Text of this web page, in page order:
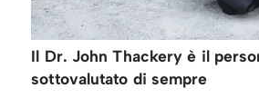
Il Dr. John Thackery è il
sottovalutato di sempre